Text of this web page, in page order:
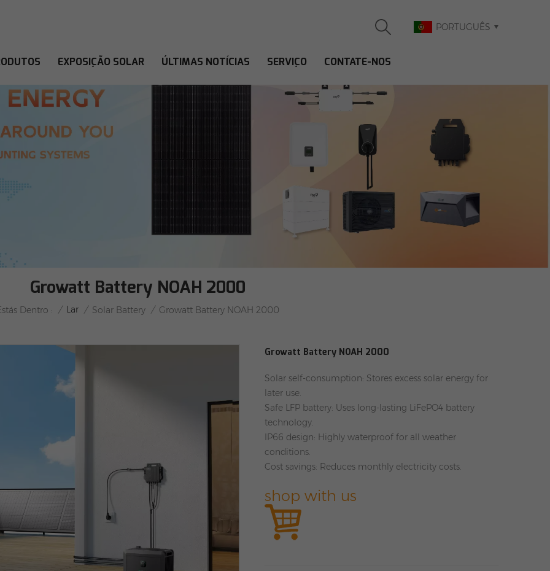
PORTUGUÊS
EXPOSIÇÃO SOLAR ÚLTIMAS NOTÍCIAS SERVIÇO CONTATE-NOS
Growatt Battery NOAH 2000
Dentro : / Lar / Solar Battery / Growatt Battery NOAH 2000
Growatt Battery NOAH 2000
Solar self-consumption: Stores excess solar energy for
later use.
Safe LFP battery: Uses long-lasting LiFePO4 battery
technology.
IP66 design: Highly waterproof for all weather
conditions.
Cost savings: Reduces monthly electricity costs.
shop with us